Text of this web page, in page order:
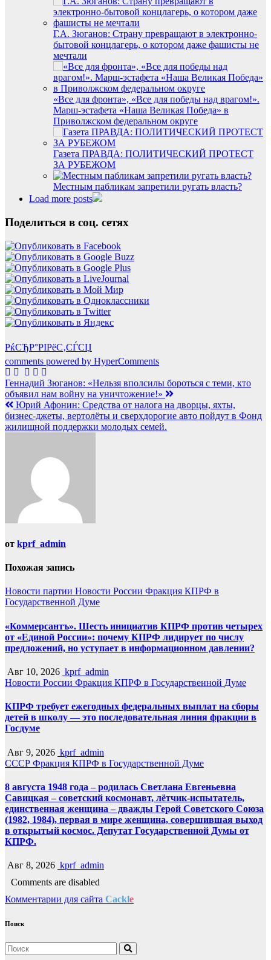
Г.А. Зюганов: Страну превращают в электронно-
бытовой концлагерь, о котором даже фашисты не
мечтали
«Все для фронта», «Все для победы над врагом!».
Марш-эстафета «Наша Великая Победа» в
Приволжском федеральном округе
Газета ПРАВДА: ПОЛИТИЧЕСКИЙ ПРОТЕСТ
ЗА РУБЕЖОМ
Местным пабликам запретили ругать власть?
Load more posts
Поделиться в соц. сетях
РќСЂР°РІРёС‚СЃСЏ
comments powered by HyperComments
Навигация
по
записям
Геннадий Зюганов: «Нельзя вполсилы бороться с теми, кто
объявил нам войну на уничтожение!»
Юрий Афонин: Средства от налога на дворцы, яхты,
бизнес-джеты, вертолёты и сверхдорогие авто пойдут в Фонд
жилищной поддержки молодых семей.
от kprf_admin
Похожая запись
Новости партии Новости России Фракция КПРФ в
Государственной Думе
«Коммерсантъ». Шесть инициатив КПРФ против четырех
от «Единой России»: почему КПРФ лидирует по числу
предложений, но уступает в информационном давлении?
Авг 10, 2026 kprf_admin
Новости России Фракция КПРФ в Государственной Думе
КПРФ требует ежегодных федеральных выплат на сборы
детей в школу — это последовательная линия фракции в
Госдуме
Авг 9, 2026 kprf_admin
СССР Фракция КПРФ в Государственной Думе
8 августа 1948 года – родилась Светлана Евгеньевна
Савицкая – советский космонавт, лётчик-испытатель,
единственная женщина – дважды Герой Советского Союза
(1982, 1984), первая в мире женщина, совершившая выход
в открытый космос. Депутат Государственной Думы от
КПРФ.
Авг 8, 2026 kprf_admin
Comments are disabled
Комментарии для сайта Cackle
Поиск